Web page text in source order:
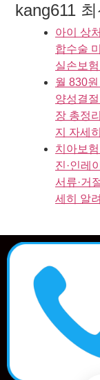
kang611
아이 상
합수술
실손보
월 830
양성결
장 총정
지 자세히
치아보
진·인레
서류·거
세히 알